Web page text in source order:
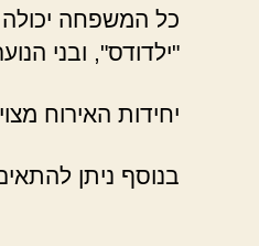
כל המשפחה יכולה
"ילדודס", ובני
יחידות האירוח
בנוסף ניתן